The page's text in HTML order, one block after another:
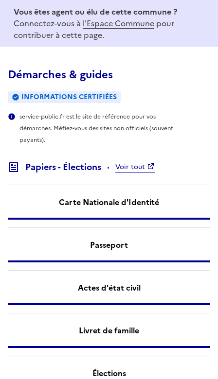
Vous êtes agent ou élu de cette commune ?
Connectez-vous à l'Espace Commune pour
contribuer à cette page.
Démarches & guides
INFORMATIONS CERTIFIÉES
service-public.fr est le site de référence pour vos
démarches. Méfiez-vous des sites non officiels (souvent
payants).
Papiers - Élections Voir tout
Carte Nationale d'Identité
Passeport
Actes d'état civil
Livret de famille
Élections